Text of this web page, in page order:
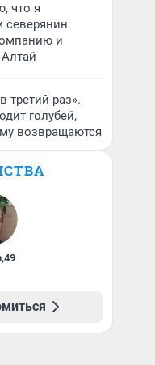
что я
северянин
и
третий раз».
голубей,
возвращаются
,49